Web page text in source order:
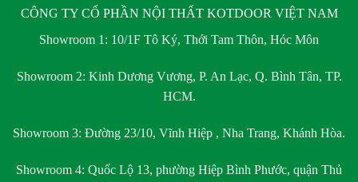
CÔNG TY CỔ PHẦN NỘI THẤT KOTDOOR VIỆT NAM
Showroom 1: 10/1F Tô Ký, Thới Tam Thôn, Hóc Môn
Showroom 2: Kinh Dương Vương, P. An Lạc, Q. Bình Tân, TP.
HCM.
Showroom 3: Đường 23/10, Vĩnh Hiệp , Nha Trang, Khánh Hòa.
Showroom 4: Quốc Lộ 13, phường Hiệp Bình Phước, quận Thủ